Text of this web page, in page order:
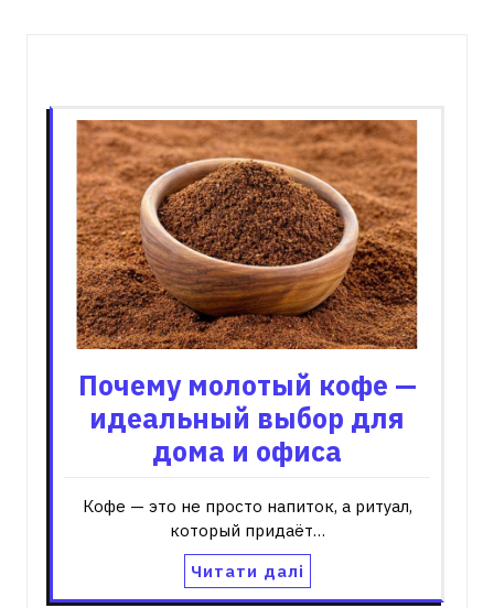
Почему молотый кофе —
идеальный выбор для
дома и офиса
Кофе — это не просто напиток, а ритуал,
который придаёт…
Читати далі